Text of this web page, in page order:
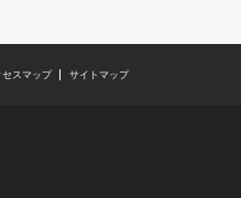
セスマップ サイトマップ